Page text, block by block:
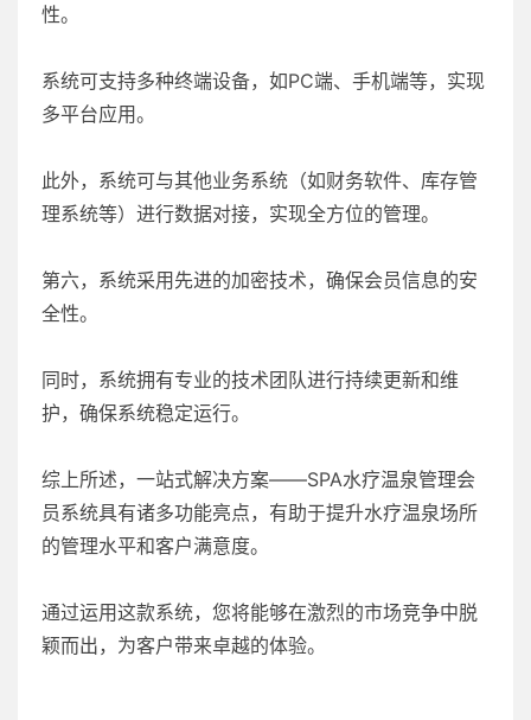
性。
系统可支持多种终端设备，如PC端、手机端等，实现
多平台应用。
此外，系统可与其他业务系统（如财务软件、库存管
理系统等）进行数据对接，实现全方位的管理。
第六，系统采用先进的加密技术，确保会员信息的安
全性。
同时，系统拥有专业的技术团队进行持续更新和维
护，确保系统稳定运行。
综上所述，一站式解决方案——SPA水疗温泉管理会
员系统具有诸多功能亮点，有助于提升水疗温泉场所
的管理水平和客户满意度。
通过运用这款系统，您将能够在激烈的市场竞争中脱
颖而出，为客户带来卓越的体验。